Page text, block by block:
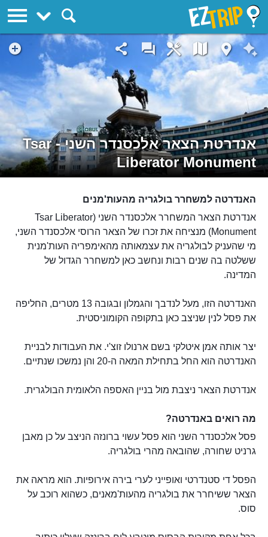
אנדרטת הצאר אלכסנדר השני - Tsar
Liberator Monument
האנדרטה למשחרר בולגריה מהעות'מנים
אנדרטת הצאר המשחרר אלכסנדר השני (Tsar Liberator
Monument) מנציחה את זכרו של הצאר הרוסי אלכסנדר השני,
מי שהעניק לבולגריה את עצמאותה מהאימפריה העות'מנית
ששלטה בה שנים רבות ונחשב כאן למשחרר הגדול של
המדינה.
האנדרטה הזו, מעל לנדבך והגמלון ובגובה 13 מטרים, החליפה
את פסל לנין שניצב כאן בתקופה הקומוניסטית.
יצר אותה אמן איטלקי בשם ארנולו זוצ'י. את העבודות לבניית
האנדרטה הוא החל בתחילת המאה ה-20 והן נמשכו שנתיים.
אנדרטת הצאר ניצבת מול בניין האספה הלאומית הבולגרית.
מה רואים באנדרטה?
פסל אלכסנדר השני הוא פסל עשוי ברונזה הניצב על כן מאבן
גרניט שחורה, שהובאה מהרי בולגריה.
הפסל די סטנדרטי ואופייני לערי בירה אירופיות. הוא מראה את
הצאר ששיחרר את בולגריה מהעות'מאנים, כשהוא רוכב על
סוס.
EZTrip